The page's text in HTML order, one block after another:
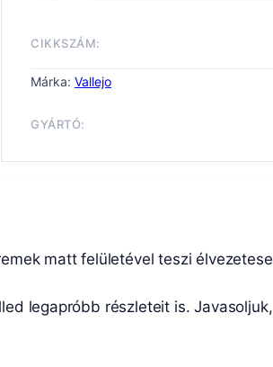
CIKKSZÁM:
Márka: Vallejo
GYÁRTÓ:
matt felületével teszi
legapróbb részleteit is.